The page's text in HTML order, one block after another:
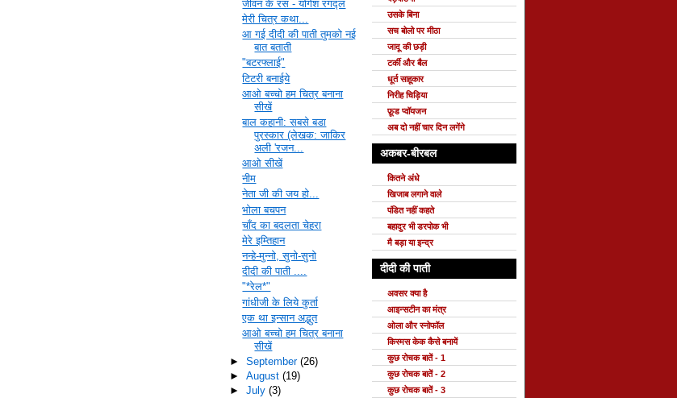
जीवन के रस - योगेश रंगद्ल
मेरी चित्र कथा...
आ गई दीदी की पाती तुमको नई
बात बताती
"बटरफ्लाई"
टिटरी बनाईये
आओ बच्चो हम चित्र बनाना
सीखें
बाल कहानी: सबसे बडा
पुरस्कार (लेखक: जाकिर
अली 'रजन...
आओ सीखें
नीम
नेता जी की जय हो...
भोला बचपन
चाँद का बदलता चेहरा
मेरे इम्तिहान
नन्हे-मुन्नो, सुनो-सुनो
दीदी की पाती ....
"*रेल*"
गांधीजी के लिये कुर्ता
एक था इन्सान अद्भुत
आओ बच्चो हम चित्र बनाना
सीखें
► September (26)
► August (19)
► July (3)
उसके बिना
सच बोलो पर मीठा
जादू की छड़ी
टर्की और बैल
धूर्त साहूकार
निरीह चिड़िया
फ़ूड प्वॉयजन
अब दो नहीं चार दिन लगेंगे
अकबर-बीरबल
कितने अंधे
खिजाब लगाने वाले
पंडित नहीं कहते
बहादुर भी डरपोक भी
मै बड़ा या इन्द्र
दीदी की पाती
अवसर क्या है
आइन्सटीन का मंत्र
ओला और स्नोफॉल
किस्मस केक कैसे बनायें
कुछ रोचक बातें - 1
कुछ रोचक बातें - 2
कुछ रोचक बातें - 3